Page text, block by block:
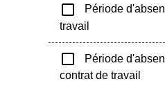
check_box_outline_blank
Période
travail
check_box_outline_blank
Période
contrat de travail